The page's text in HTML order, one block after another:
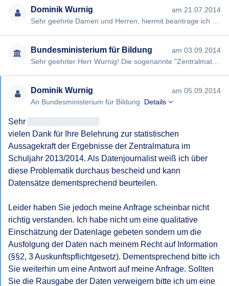
Dominik Wurnig
am 21.07.2014
Bundesministerium für Bildung
am 03.09.2014
Dominik Wurnig
am 05.09.2014
An Bundesministerium für Bildung
Details
Sehr
vielen Dank für Ihre Belehrung zur statistischen
Aussagekraft der Ergebnisse der Zentralmatura im
Schuljahr 2013/2014. Als Datenjournalist weiß ich über
diese Problematik durchaus bescheid und kann
Datensätze dementsprechend beurteilen.
Leider haben Sie jedoch meine Anfrage scheinbar nicht
richtig verstanden. Ich habe nicht um eine qualitative
Einschätzung der Datenlage gebeten sondern um die
Ausfolgung der Daten nach meinem Recht auf Information
(§§2, 3 Auskunftspflichtgesetz). Dementsprechend bitte ich
Sie weiterhin um eine Antwort auf meine Anfrage. Sollten
Sie die Rausgabe der Daten verweigern bitte ich um eine